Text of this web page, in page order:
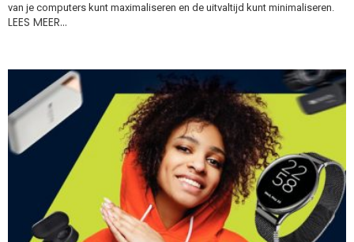
van je computers kunt maximaliseren en de uitvaltijd kunt minimaliseren.
LEES MEER…